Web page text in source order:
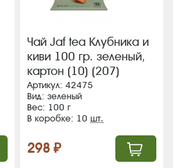
Чай Jaf tea Клубника и
киви 100 гр. зеленый,
картон (10) (207)
ВЛОЖЕНИЕ!!!
Артикул: 42475
Вид: зеленый
Вес: 100 г
В коробке: 10шт.
298 ₽